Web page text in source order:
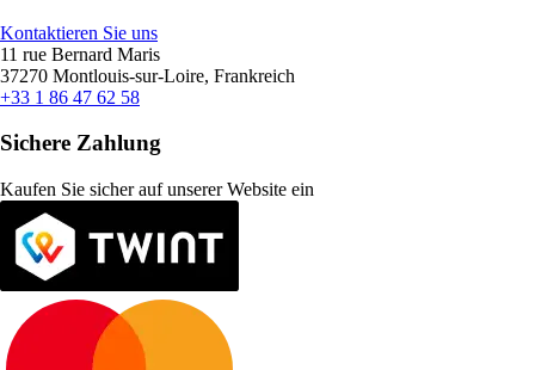
Kontaktieren Sie uns
11 rue Bernard Maris
37270 Montlouis-sur-Loire, Frankreich
+33 1 86 47 62 58
Sichere Zahlung
Kaufen Sie sicher auf unserer Website ein